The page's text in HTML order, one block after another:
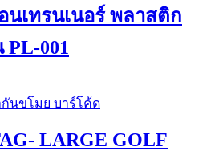
เทรนเนอร์ พลาสติก
PL-001
LARGE GOLF